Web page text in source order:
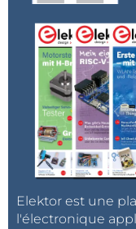
Elektor est une
l'électronique